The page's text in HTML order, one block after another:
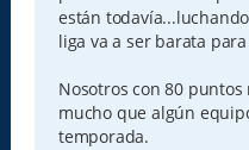
están
liga va a ser barata
Nosotros con 80
mucho que algún
temporada.